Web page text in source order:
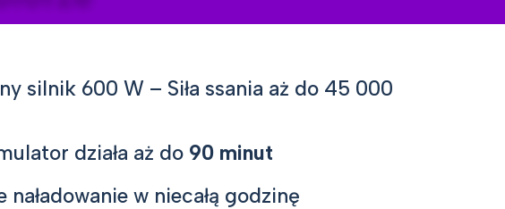
silnik 600 W – Siła ssania aż do 45 000
działa aż do 90 minut
naładowanie w niecałą godzinę